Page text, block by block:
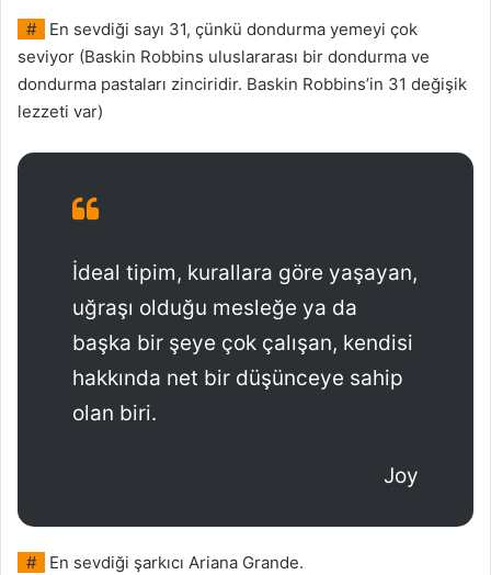
#
En sevdiği sayı 31, çünkü dondurma yemeyi çok
seviyor (Baskin Robbins uluslararası bir dondurma ve
dondurma pastaları zinciridir. Baskin Robbins’in 31 değişik
lezzeti var)
İdeal tipim, kurallara göre yaşayan,
uğraşı olduğu mesleğe ya da
başka bir şeye çok çalışan, kendisi
hakkında net bir düşünceye sahip
olan biri.
Joy
# En sevdiği şarkıcı Ariana Grande.